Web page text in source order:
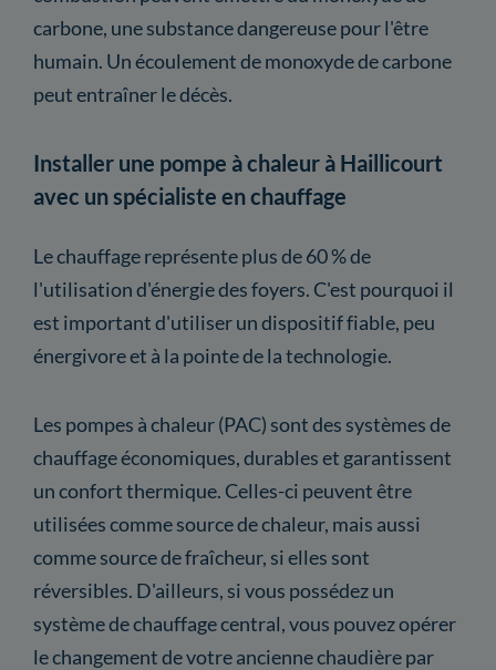
carbone, une substance dangereuse pour l'être
humain. Un écoulement de monoxyde de carbone
peut entraîner le décès.
Installer une pompe à chaleur à Haillicourt
avec un spécialiste en chauffage
Le chauffage représente plus de 60 % de
l'utilisation d'énergie des foyers. C'est pourquoi il
est important d'utiliser un dispositif fiable, peu
énergivore et à la pointe de la technologie.
Les pompes à chaleur (PAC) sont des systèmes de
chauffage économiques, durables et garantissent
un confort thermique. Celles-ci peuvent être
utilisées comme source de chaleur, mais aussi
comme source de fraîcheur, si elles sont
réversibles. D'ailleurs, si vous possédez un
système de chauffage central, vous pouvez opérer
le changement de votre ancienne chaudière par